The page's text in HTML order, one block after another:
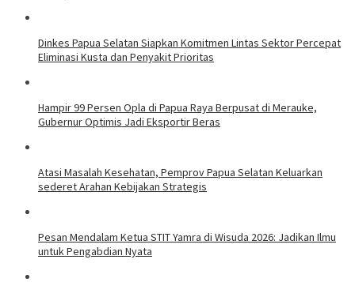
Dinkes Papua Selatan Siapkan Komitmen Lintas Sektor Percepat
Eliminasi Kusta dan Penyakit Prioritas
Hampir 99 Persen Opla di Papua Raya Berpusat di Merauke,
Gubernur Optimis Jadi Eksportir Beras
Atasi Masalah Kesehatan, Pemprov Papua Selatan Keluarkan
sederet Arahan Kebijakan Strategis
Pesan Mendalam Ketua STIT Yamra di Wisuda 2026: Jadikan Ilmu
untuk Pengabdian Nyata